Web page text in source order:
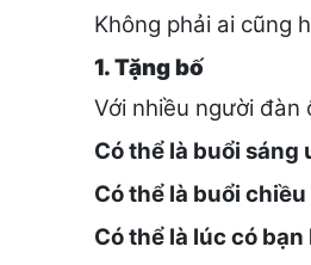
Không phải ai cũng
1. Tặng bố
Với nhiều người
Có thể là buổi sáng
Có thể là buổi
Có thể là lúc có